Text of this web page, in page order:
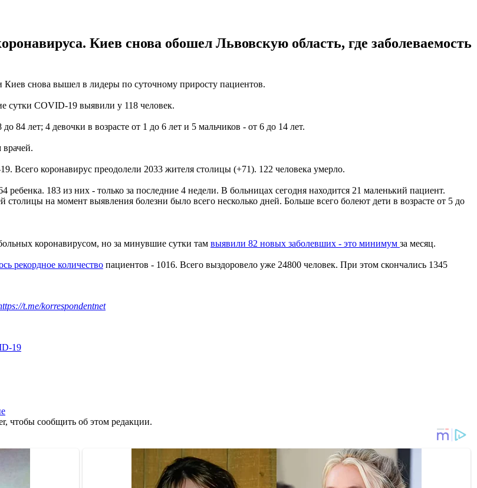
Киев снова обошел Львовскую область, где заболеваемость
Киев снова вышел в лидеры по суточному приросту пациентов.
сутки COVID-19 выявили у 118 человек.
84 лет; 4 девочки в возрасте от 1 до 6 лет и 5 мальчиков - от 6 до 14 лет.
Всего коронавирус преодолели 2033 жителя столицы (+71). 122 человека умерло.
ребенка. 183 из них - только за последние 4 недели. В больницах сегодня находится 21 маленький пациент.
на момент выявления болезни было всего несколько дней. Больше всего болеют дети в возрасте от 5 до
коронавирусом, но за минувшие сутки там выявили 82 новых заболевших - это минимум за месяц.
рекордное количество пациентов - 1016. Всего выздоровело уже 24800 человек. При этом скончались 1345
t.me/korrespondentnet
19
чтобы сообщить об этом редакции.